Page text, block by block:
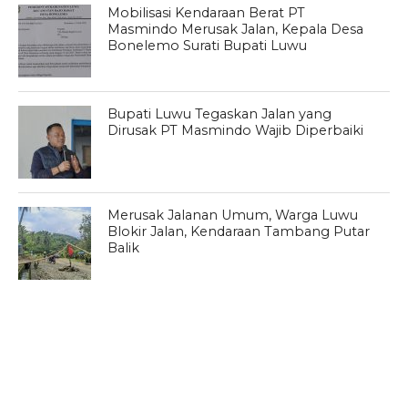
Mobilisasi Kendaraan Berat PT
Masmindo Merusak Jalan, Kepala Desa
Bonelemo Surati Bupati Luwu
Bupati Luwu Tegaskan Jalan yang
Dirusak PT Masmindo Wajib Diperbaiki
Merusak Jalanan Umum, Warga Luwu
Blokir Jalan, Kendaraan Tambang Putar
Balik